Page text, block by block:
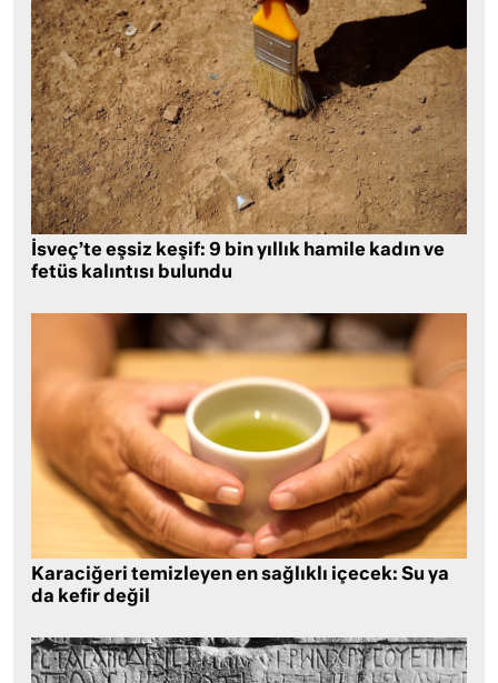
İsveç’te eşsiz keşif: 9 bin yıllık hamile kadın ve
fetüs kalıntısı bulundu
Karaciğeri temizleyen en sağlıklı içecek: Su ya
da kefir değil